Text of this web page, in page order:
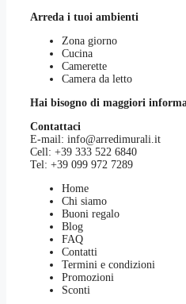
Arreda i tuoi ambienti
Zona giorno
Cucina
Camerette
Camera da letto
Hai bisogno di maggiori
Contattaci
E-mail: info@arredimurali.it
Cell: +39 333 522 6840
Tel: +39 099 972 7289
Home
Chi siamo
Buoni regalo
Blog
FAQ
Contatti
Termini e condizioni
Promozioni
Sconti